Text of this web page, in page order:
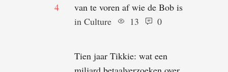
4
van te voren af wie de Bob is
in Culture 13 0
Tien jaar Tikkie: wat een